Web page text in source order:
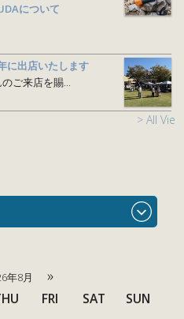
について
に出店いたします
ご来店を賜...
> All View
年8月 »
FRI SAT
SUN